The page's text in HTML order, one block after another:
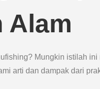
Alam
Mungkin istilah
arti dan dampak dari